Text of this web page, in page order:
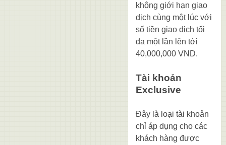
không giới hạn giao
dịch cùng một lúc với
số tiền giao dịch tối
đa một lần lên tới
40,000,000 VND.
Tài khoản
Exclusive
Đây là loại tài khoản
chỉ áp dụng cho các
khách hàng được